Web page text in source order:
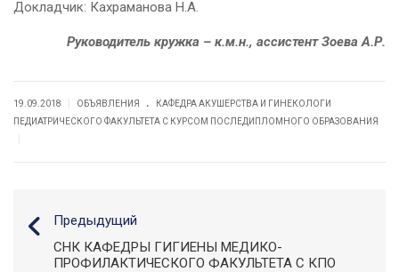
Докладчик: Кахраманова Н.А.
Руководитель кружка – к.м.н., ассистент Зоева А.Р.
19.09.2018 ОБЪЯВЛЕНИЯ .
КАФЕДРА АКУШЕРСТВА И ГИНЕКОЛОГИ
ПЕДИАТРИЧЕСКОГО ФАКУЛЬТЕТА С КУРСОМ ПОСЛЕДИПЛОМНОГО ОБРАЗОВАНИЯ
Предыдущий
СНК КАФЕДРЫ ГИГИЕНЫ МЕДИКО-
ПРОФИЛАКТИЧЕСКОГО ФАКУЛЬТЕТА С КПО